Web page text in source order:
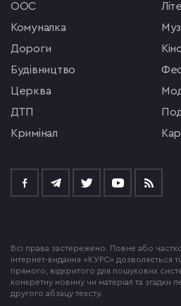
ООС
комуналка
Дороги
будівництво
церква
ДТП
кримінал
Всі права застережено. Повне або
інтернет-видання «КУРС» дозволяється
прямого, відкритого для пошукових
конкретну новину чи матеріал та
другого абзацу тексту.